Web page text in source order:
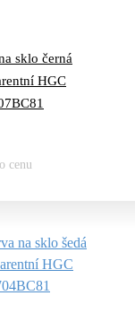
sklo černá
HGC
cenu